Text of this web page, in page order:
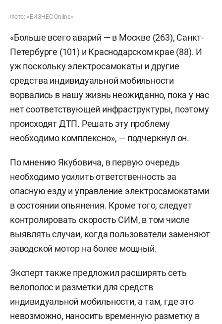
Фото: «БИЗНЕС Online»
«Больше всего аварий — в Москве (263), Санкт-
Петербурге (101) и Краснодарском крае (88). И
уж поскольку электросамокаты и другие
средства индивидуальной мобильности
ворвались в нашу жизнь неожиданно, пока у нас
нет соответствующей инфраструктуры, поэтому
происходят ДТП. Решать эту проблему
необходимо комплексно», — подчеркнул он.
По мнению Якубовича, в первую очередь
необходимо усилить ответственность за
опасную езду и управление электросамокатами
в состоянии опьянения. Кроме того, следует
контролировать скорость СИМ, в том числе
выявлять случаи, когда пользователи заменяют
заводской мотор на более мощный.
Эксперт также предложил расширять сеть
велополос и разметки для средств
индивидуальной мобильности, а там, где это
невозможно, наносить временную разметку в